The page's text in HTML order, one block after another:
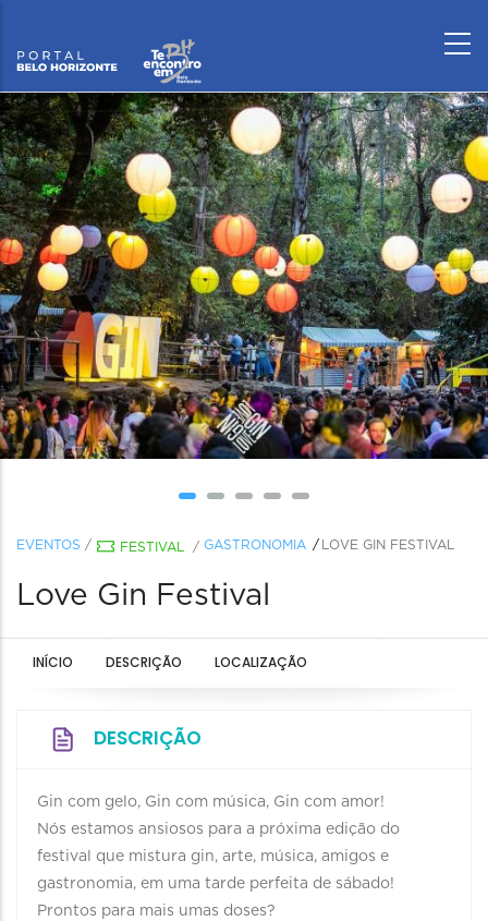
EVENTOS / FESTIVAL / GASTRONOMIA LOVE GIN FESTIVAL
Love Gin Festival
INÍCIO DESCRIÇÃO LOCALIZAÇÃO
DESCRIÇÃO
Gin com gelo, Gin com música, Gin com amor!
Nós estamos ansiosos para a próxima edição do
festival que mistura gin, arte, música, amigos e
gastronomia, em uma tarde perfeita de sábado!
Prontos para mais umas doses?